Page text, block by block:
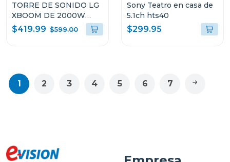
TORRE DE SONIDO LG
XBOOM DE 2000W
KARAOKE STAR PRO DJ
WHEEL OK99M
$419.99 $599.00
Sony Teatro en casa de
5.1ch hts40
$299.95
1 2 3 4 5 6 7